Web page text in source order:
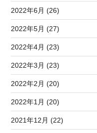
2022年6月 (26)
2022年5月 (27)
2022年4月 (23)
2022年3月 (23)
2022年2月 (20)
2022年1月 (20)
2021年12月 (22)